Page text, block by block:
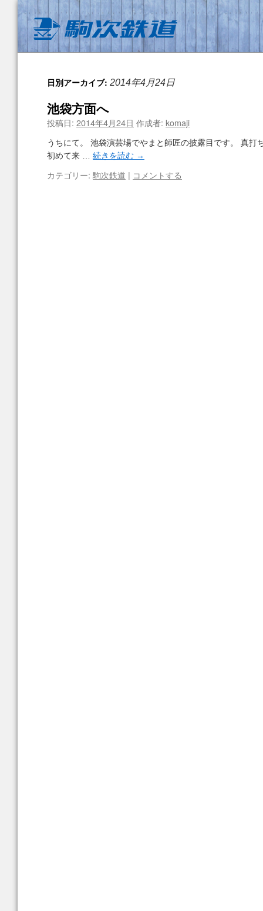
日別アーカイブ: 2014年4月24日
池袋方面へ
投稿日: 2014年4月24日 作成者: komaji
うちにて。 池袋演芸場でやまと師匠の披露目です。 真打
初めて来 … 続きを読む →
カテゴリー: 駒次鉄道 | コメントする